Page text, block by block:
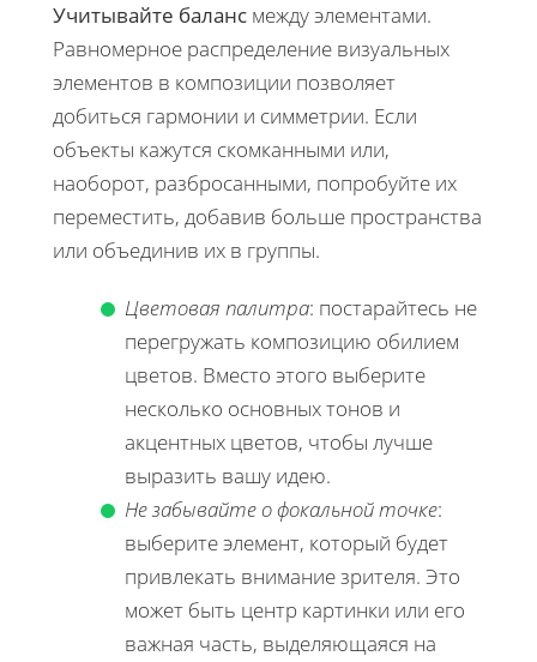
Учитывайте баланс между элементами.
Равномерное распределение визуальных
элементов в композиции позволяет
добиться гармонии и симметрии. Если
объекты кажутся скомканными или,
наоборот, разбросанными, попробуйте их
переместить, добавив больше пространства
или объединив их в группы.
Цветовая палитра: постарайтесь не
перегружать композицию обилием
цветов. Вместо этого выберите
несколько основных тонов и
акцентных цветов, чтобы лучше
выразить вашу идею.
Не забывайте о фокальной точке:
выберите элемент, который будет
привлекать внимание зрителя. Это
может быть центр картинки или его
важная часть, выделяющаяся на